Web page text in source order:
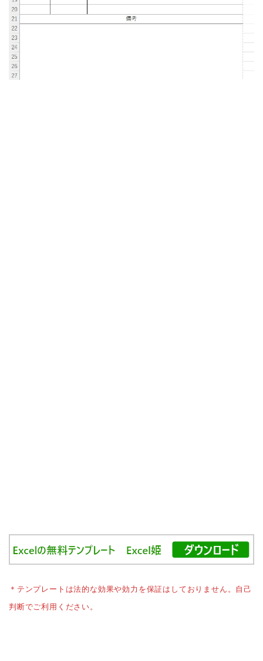
＊テンプレートは法的な効果や効力を保証はしておりません。自己
判断でご利用ください。